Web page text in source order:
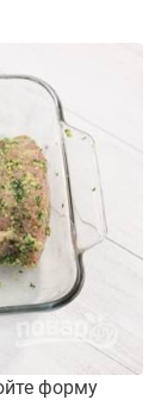
форму